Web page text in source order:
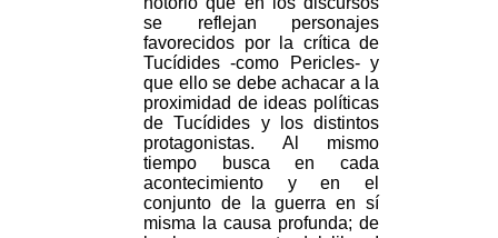
se reflejan personajes
favorecidos por la crítica de
Tucídides -como Pericles- y
que ello se debe achacar a la
proximidad de ideas políticas
de Tucídides y los distintos
protagonistas. Al mismo
tiempo busca en cada
acontecimiento y en el
conjunto de la guerra en sí
misma la causa profunda; de